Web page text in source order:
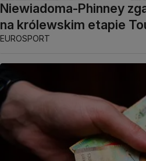
Niewiadoma-Phinney
na królewskim etapie
EUROSPORT